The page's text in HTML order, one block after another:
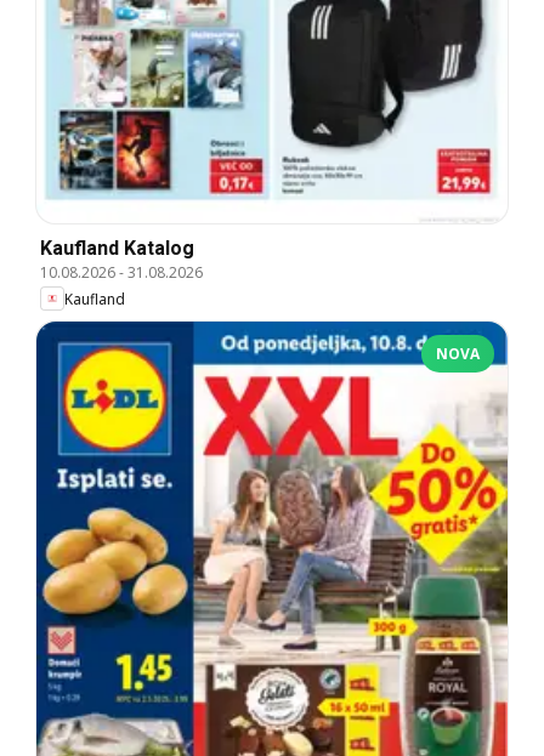
Kaufland Katalog
10.08.2026-31.08.2026
Kaufland
NOVA